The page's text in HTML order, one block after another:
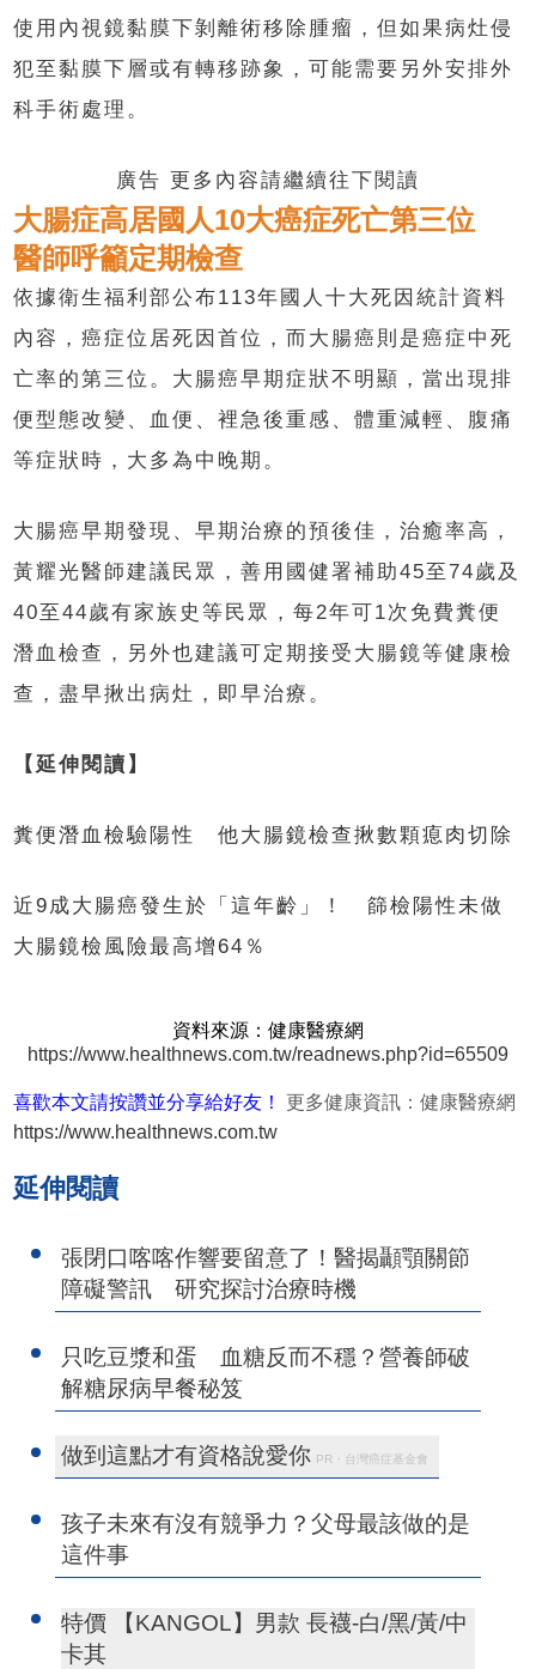
使用內視鏡黏膜下剝離術移除腫瘤，但如果病灶侵
犯至黏膜下層或有轉移跡象，可能需要另外安排外
科手術處理。
廣告 更多內容請繼續往下閱讀
大腸症高居國人10大癌症死亡第三位
醫師呼籲定期檢查
依據衛生福利部公布113年國人十大死因統計資料
內容，癌症位居死因首位，而大腸癌則是癌症中死
亡率的第三位。大腸癌早期症狀不明顯，當出現排
便型態改變、血便、裡急後重感、體重減輕、腹痛
等症狀時，大多為中晚期。
大腸癌早期發現、早期治療的預後佳，治癒率高，
黃耀光醫師建議民眾，善用國健署補助45至74歲及
40至44歲有家族史等民眾，每2年可1次免費糞便
潛血檢查，另外也建議可定期接受大腸鏡等健康檢
查，盡早揪出病灶，即早治療。
【延伸閱讀】
糞便潛血檢驗陽性 他大腸鏡檢查揪數顆瘜肉切除
近9成大腸癌發生於「這年齡」！ 篩檢陽性未做
大腸鏡檢風險最高增64％
資料來源：健康醫療網
https://www.healthnews.com.tw/readnews.php?id=65509
喜歡本文請按讚並分享給好友！
更多健康資訊：健康醫療網
https://www.healthnews.com.tw
延伸閱讀
張閉口喀喀作響要留意了！醫揭顳顎關節
障礙警訊 研究探討治療時機
只吃豆漿和蛋 血糖反而不穩？營養師破
解糖尿病早餐秘笈
做到這點才有資格說愛你 PR・台灣癌症基金會
孩子未來有沒有競爭力？父母最該做的是
這件事
特價 【KANGOL】男款 長襪-白/黑/黃/中
卡其